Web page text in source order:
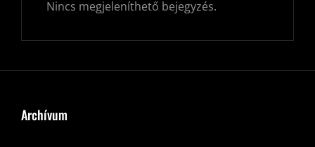
Nincs megjeleníthető bejegyzés.
Archívum